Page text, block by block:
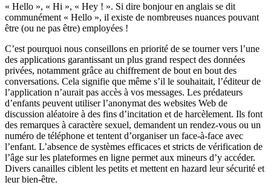
« Hello », « Hi », « Hey ! ». Si dire bonjour en anglais se dit
communément « Hello », il existe de nombreuses nuances pouvant
être (ou ne pas être) employées !
C’est pourquoi nous conseillons en priorité de se tourner vers l’une
des applications garantissant un plus grand respect des données
privées, notamment grâce au chiffrement de bout en bout des
conversations. Cela signifie que même s’il le souhaitait, l’éditeur de
l’application n’aurait pas accès à vos messages. Les prédateurs
d’enfants peuvent utiliser l’anonymat des websites Web de
discussion aléatoire à des fins d’incitation et de harcèlement. Ils font
des remarques à caractère sexuel, demandent un rendez-vous ou un
numéro de téléphone et tentent d’organiser un face-à-face avec
l’enfant. L’absence de systèmes efficaces et stricts de vérification de
l’âge sur les plateformes en ligne permet aux mineurs d’y accéder.
Divers canailles ciblent les petits et mettent en hazard leur sécurité et
leur bien-être.